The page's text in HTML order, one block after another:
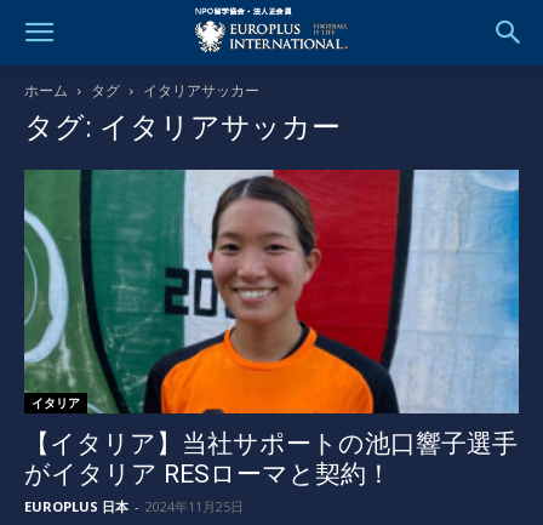
ホーム タグ イタリアサッカー
タグ: イタリアサッカー
イタリア
【イタリア】当社サポートの池口響子選手
がイタリア RESローマと契約！
EUROPLUS 日本 - 2024年11月25日